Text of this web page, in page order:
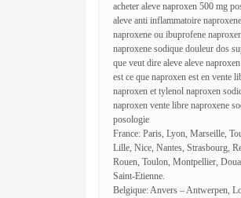
acheter aleve naproxen 500 mg
aleve anti inflammatoire
naproxene ou ibuprofene
naproxene sodique douleur dos
que veut dire aleve aleve
est ce que naproxen est en vente
naproxen et tylenol naproxen
naproxen vente libre naproxene
posologie
France: Paris, Lyon, Marseille,
Lille, Nice, Nantes, Strasbourg,
Rouen, Toulon, Montpellier,
Saint-Etienne.
Belgique: Anvers – Antwerpen,